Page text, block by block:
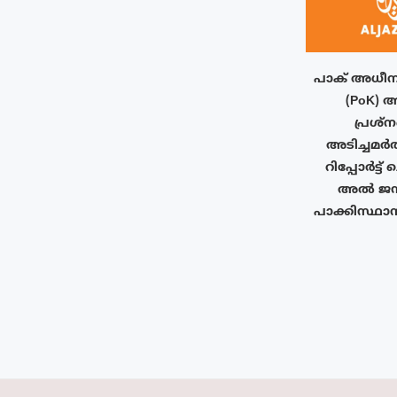
പാക് അധീന
(PoK)
അൽ